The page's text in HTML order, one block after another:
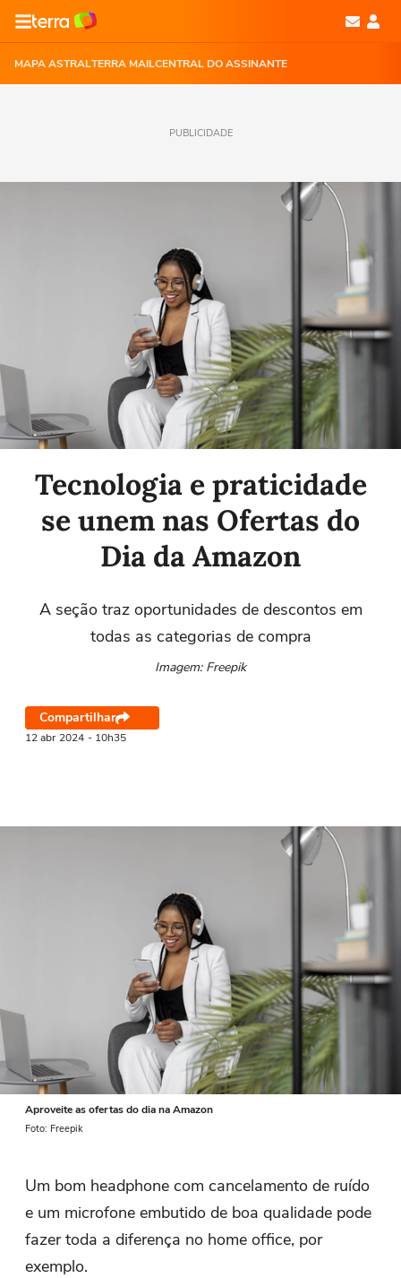
MAPA ASTRALTERRA MAILCENTRAL DO ASSINANTE
PUBLICIDADE
Tecnologia e praticidade
se unem nas Ofertas do
Dia da Amazon
A seção traz oportunidades de descontos em
todas as categorias de compra
Imagem: Freepik
Compartilhar
12 abr 2024 - 10h35
Aproveite as ofertas do dia na Amazon
Foto: Freepik
Um bom headphone com cancelamento de ruído
e um microfone embutido de boa qualidade pode
fazer toda a diferença no home office, por
exemplo.